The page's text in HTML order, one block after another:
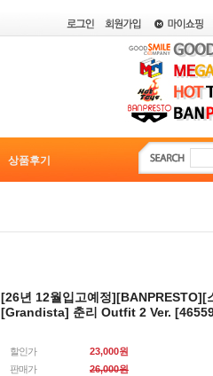
상품후기
[26년 12월입고예정][BANPRESTO][
[Grandista] 춘리 Outfit 2 Ver.
할인가
23,000원
판매가
26,000원